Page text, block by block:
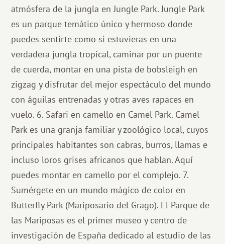
atmósfera de la jungla en Jungle Park. Jungle Park
es un parque temático único y hermoso donde
puedes sentirte como si estuvieras en una
verdadera jungla tropical, caminar por un puente
de cuerda, montar en una pista de bobsleigh en
zigzag y disfrutar del mejor espectáculo del mundo
con águilas entrenadas y otras aves rapaces en
vuelo. 6. Safari en camello en Camel Park. Camel
Park es una granja familiar y zoológico local, cuyos
principales habitantes son cabras, burros, llamas e
incluso loros grises africanos que hablan. Aquí
puedes montar en camello por el complejo. 7.
Sumérgete en un mundo mágico de color en
Butterfly Park (Mariposario del Grago). El Parque de
las Mariposas es el primer museo y centro de
investigación de España dedicado al estudio de las